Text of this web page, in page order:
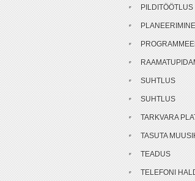
PILDITÖÖTLUS
PLANEERIMINE
SUHTLUS
SUHTLUS
TARKVARA
TASUTA
TEADUS
TELEFONI